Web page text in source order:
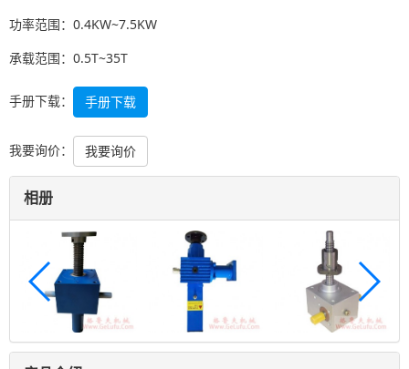
功率范围：0.4KW~7.5KW
承载范围：0.5T~35T
手册下载： 手册下载
我要询价： 我要询价
相册